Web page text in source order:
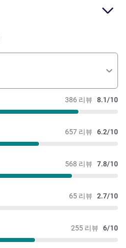
386 리뷰 8.1/10
657 리뷰 6.2/10
568 리뷰 7.8/10
65 리뷰 2.7/10
255 리뷰 6/10